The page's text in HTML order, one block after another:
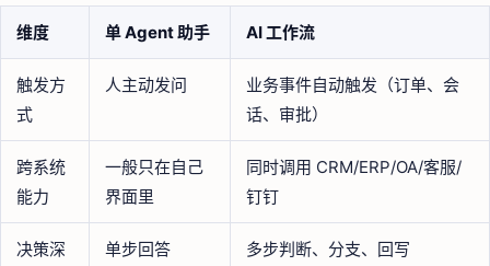
维度 单 Agent 助手 AI 工作流
触发方
式
人主动发问
业务事件自动触发（订单、会
话、审批）
跨系统
能力
一般只在自己
界面里
同时调用 CRM/ERP/OA/客服/
钉钉
决策深
单步回答 多步判断、分支、回写